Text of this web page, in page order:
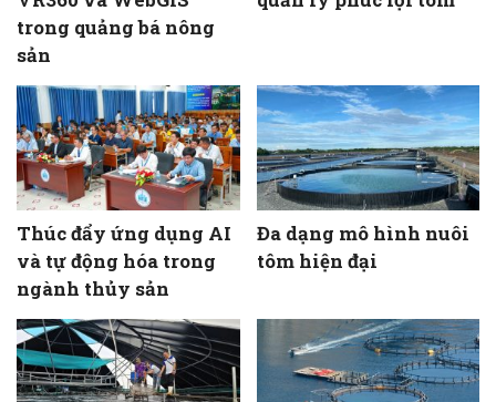
trong quảng bá nông
sản
Thúc đẩy ứng dụng AI
và tự động hóa trong
ngành thủy sản
Đa dạng mô hình nuôi
tôm hiện đại